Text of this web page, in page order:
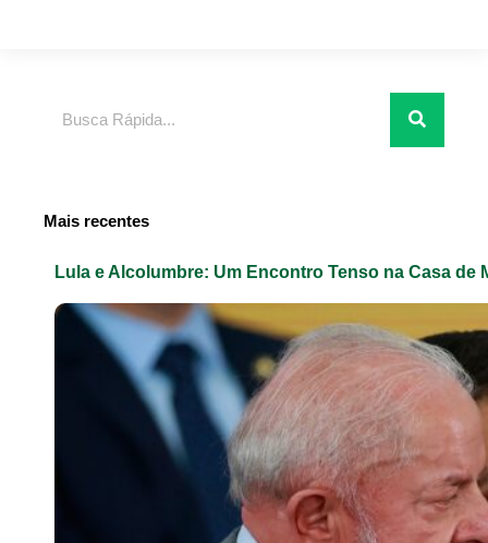
Mais recentes
Lula e Alcolumbre: Um Encontro Tenso na Casa de